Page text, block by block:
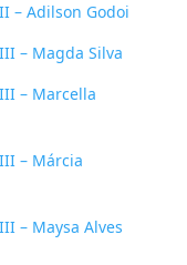
– Adilson Godoi
– Magda Silva
– Marcella
– Márcia
– Maysa Alves